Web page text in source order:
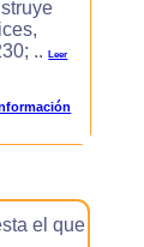
..Leer
el que